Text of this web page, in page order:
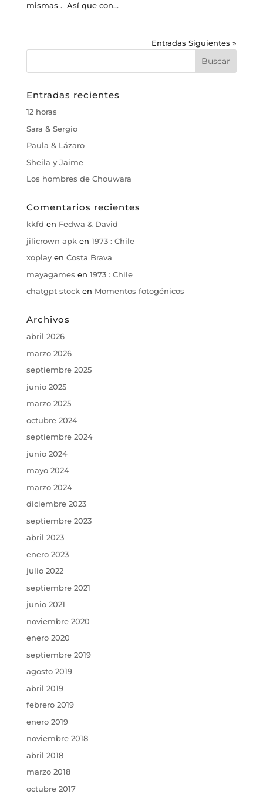
mismas . Así que con...
Entradas Siguientes »
Entradas recientes
12 horas
Sara & Sergio
Paula & Lázaro
Sheila y Jaime
Los hombres de Chouwara
Comentarios recientes
kkfd en Fedwa & David
jilicrown apken 1973 : Chile
xoplayen Costa Brava
mayagames en 1973 : Chile
chatgpt stocken Momentos fotogénicos
Archivos
abril 2026
marzo 2026
septiembre 2025
junio 2025
marzo 2025
octubre 2024
septiembre 2024
junio 2024
mayo 2024
marzo 2024
diciembre 2023
septiembre 2023
abril 2023
enero 2023
julio 2022
septiembre 2021
junio 2021
noviembre 2020
enero 2020
septiembre 2019
agosto 2019
abril 2019
febrero 2019
enero 2019
noviembre 2018
abril 2018
marzo 2018
octubre 2017